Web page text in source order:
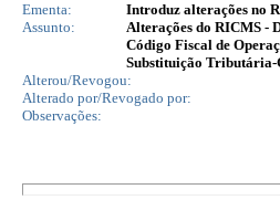
Ementa:
Introduz alterações no
Assunto:
Alterações do RICMS -
Código Fiscal de
Substituição Tributária-
Alterou/Revogou:
Alterado por/Revogado por:
Observações: